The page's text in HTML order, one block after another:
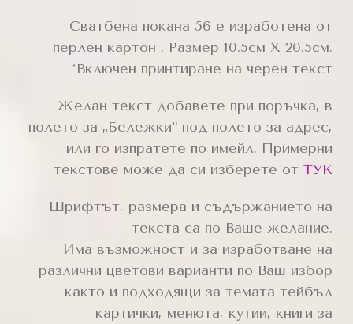
Сватбена покана 56 е изработена от
перлен картон . Размер 10.5см Х 20.5см.
*Включен принтиране на черен текст
Желан текст добавете при поръчка, в
полето за „Бележки“ под полето за адрес,
или го изпратете по имейл. Примерни
текстове може да си изберете от ТУК
Шрифтът, размера и съдържанието на
текста са по Ваше желание.
Има възможност и за изработване на
различни цветови варианти по Ваш избор
както и подходящи за темата тейбъл
картички, менюта, кутии, книги за